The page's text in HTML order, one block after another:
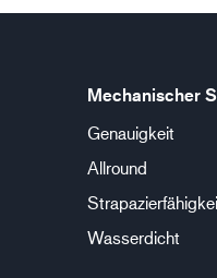
Mechanischer
Genauigkeit
Allround
Wasserdicht